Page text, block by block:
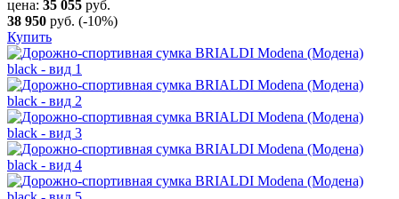
цена: 35 055 руб.
38 950 руб. (-10%)
Купить